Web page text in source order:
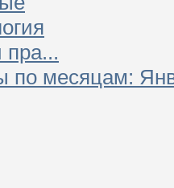
пра...
по месяцам: